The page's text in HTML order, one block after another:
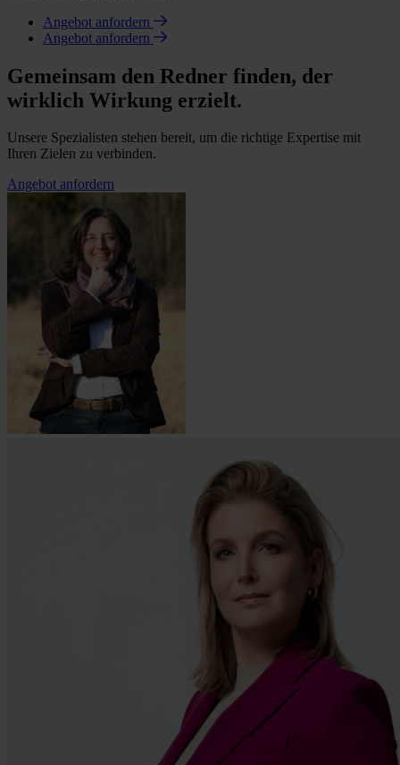
Angebot anfordern
Angebot anfordern
Gemeinsam den Redner finden, der
wirklich Wirkung erzielt.
Unsere Spezialisten stehen bereit, um die richtige Expertise mit
Ihren Zielen zu verbinden.
Angebot anfordern